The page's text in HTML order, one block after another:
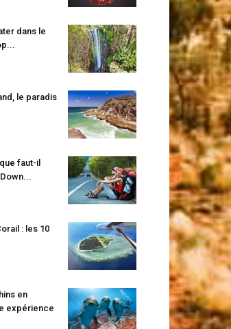
dans le
le paradis
faut-il
: les 10
en
expérience